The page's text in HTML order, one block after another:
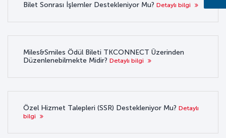
Bilet Sonrası İşlemler Destekleniyor Mu? Detaylı bilgi
Miles&Smiles Ödül Bileti TKCONNECT Üzerinden
Düzenlenebilmekte Midir? Detaylı bilgi
Özel Hizmet Talepleri (SSR) Destekleniyor Mu? Detaylı
bilgi